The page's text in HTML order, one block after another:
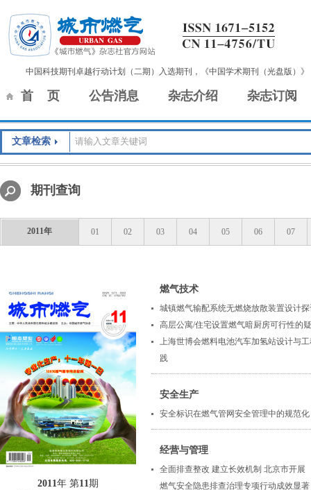
中国科技期刊卓越行动计划（二期）入选期刊，《中国学术期刊（光盘版）
首 页 公告消息 杂志介绍 杂志订阅
文章检索
期刊查询
2011年 01 02 03 04 05 06 07
2011年 第11期
燃气技术
城镇燃气输配系统无燃烧放散装置设计
高层公寓/住宅设置燃气暗厨房可行性的
上海世博会燃料电池汽车加氢站设计与
践
安全生产
安全标识在燃气管网安全管理中的规范化
经营与管理
全面排查整改 建立长效机制 北京市开展
燃气安全隐患排查治理专项行动成效显著